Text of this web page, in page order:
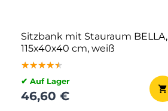
Sitzbank mit Stauraum BELLA,
115x40x40 cm, weiß
★★★★★
★★★★★
★★★★★
✔ Auf Lager
46,60 €